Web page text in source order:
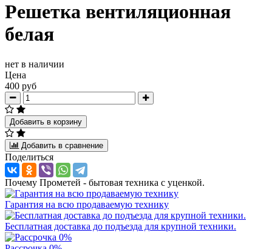
Решетка вентиляционная
белая
нет в наличии
Цена
400 руб
Добавить в корзину
Добавить в сравнение
Поделиться
Почему Прометей - бытовая техника с уценкой.
Гарантия на всю продаваемую технику
Бесплатная доставка до подъезда для крупной техники.